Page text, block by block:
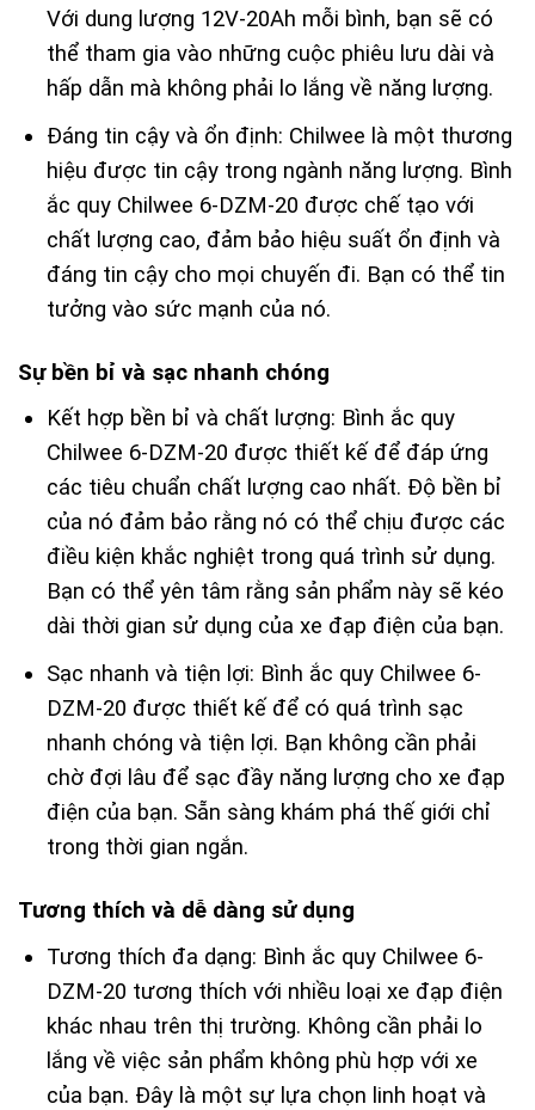
Với dung lượng 12V-20Ah mỗi bình, bạn sẽ có
thể tham gia vào những cuộc phiêu lưu dài và
hấp dẫn mà không phải lo lắng về năng lượng.
Đáng tin cậy và ổn định: Chilwee là một thương
hiệu được tin cậy trong ngành năng lượng. Bình
ắc quy Chilwee 6-DZM-20 được chế tạo với
chất lượng cao, đảm bảo hiệu suất ổn định và
đáng tin cậy cho mọi chuyến đi. Bạn có thể tin
tưởng vào sức mạnh của nó.
Sự bền bỉ và sạc nhanh chóng
Kết hợp bền bỉ và chất lượng: Bình ắc quy
Chilwee 6-DZM-20 được thiết kế để đáp ứng
các tiêu chuẩn chất lượng cao nhất. Độ bền bỉ
của nó đảm bảo rằng nó có thể chịu được các
điều kiện khắc nghiệt trong quá trình sử dụng.
Bạn có thể yên tâm rằng sản phẩm này sẽ kéo
dài thời gian sử dụng của xe đạp điện của bạn.
Sạc nhanh và tiện lợi: Bình ắc quy Chilwee 6-
DZM-20 được thiết kế để có quá trình sạc
nhanh chóng và tiện lợi. Bạn không cần phải
chờ đợi lâu để sạc đầy năng lượng cho xe đạp
điện của bạn. Sẵn sàng khám phá thế giới chỉ
trong thời gian ngắn.
Tương thích và dễ dàng sử dụng
Tương thích đa dạng: Bình ắc quy Chilwee 6-
DZM-20 tương thích với nhiều loại xe đạp điện
khác nhau trên thị trường. Không cần phải lo
lắng về việc sản phẩm không phù hợp với xe
của bạn. Đây là một sự lựa chọn linh hoạt và